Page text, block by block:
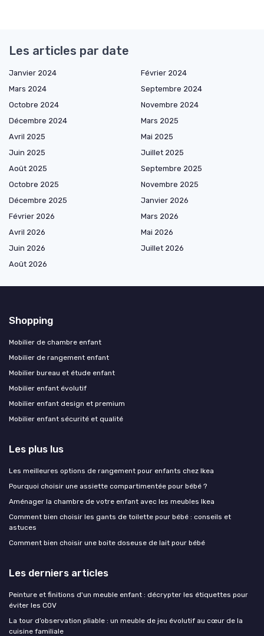
Les articles par date
Janvier 2024
Février 2024
Mars 2024
Septembre 2024
Octobre 2024
Novembre 2024
Décembre 2024
Mars 2025
Avril 2025
Mai 2025
Juin 2025
Juillet 2025
Août 2025
Septembre 2025
Octobre 2025
Novembre 2025
Décembre 2025
Janvier 2026
Février 2026
Mars 2026
Avril 2026
Mai 2026
Juin 2026
Juillet 2026
Août 2026
Shopping
Mobilier de chambre enfant
Mobilier de rangement enfant
Mobilier bureau et étude enfant
Mobilier enfant évolutif
Mobilier enfant design et premium
Mobilier enfant sécurité et qualité
Les plus lus
Les meilleures options de rangement pour enfants chez Ikea
Pourquoi choisir une assiette compartimentée pour bébé ?
Aménager la chambre de votre enfant avec les meubles Ikea
Comment bien choisir les gants de toilette pour bébé : conseils et
astuces
Comment bien choisir une boite doseuse de lait pour bébé
Les derniers articles
Peinture et finitions d'un meuble enfant : décrypter les étiquettes pour
éviter les COV
La tour d’observation pliable : un meuble de jeu évolutif au cœur de la
cuisine familiale